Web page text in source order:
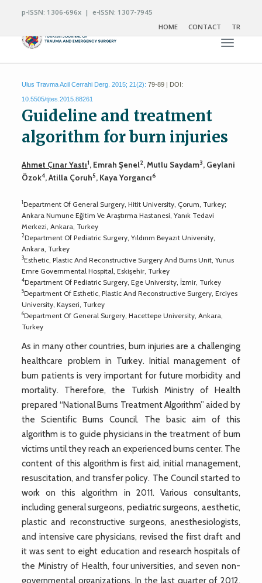
p-ISSN: 1306-696x | e-ISSN: 1307-7945
HOME
CONTACT TR
Toggle
Ulus Travma Acil Cerrahi Derg. 2015; 21(2): 79-89 | DOI:
10.5505/tjtes.2015.88261
Guideline and treatment
algorithm for burn injuries
Ahmet Çınar Yastı1, Emrah Şenel2, Mutlu Saydam3, Geylani
Özok4, Atilla Çoruh5, Kaya Yorgancı6
1Department Of General Surgery, Hitit University, Çorum, Turkey;
Ankara Numune Eğitim Ve Araştırma Hastanesi, Yanık Tedavi
Merkezi, Ankara, Turkey
2Department Of Pediatric Surgery, Yıldırım Beyazıt University,
Ankara, Turkey
3Esthetic, Plastic And Reconstructive Surgery And Burns Unit, Yunus
Emre Governmental Hospital, Eskişehir, Turkey
4Department Of Pediatric Surgery, Ege University, İzmir, Turkey
5Department Of Esthetic, Plastic And Reconstructive Surgery, Erciyes
University, Kayseri, Turkey
6Department Of General Surgery, Hacettepe University, Ankara,
Turkey
As in many other countries, burn injuries are a challenging
healthcare problem in Turkey. Initial management of
burn patients is very important for future morbidity and
mortality. Therefore, the Turkish Ministry of Health
prepared “National Burns Treatment Algorithm” aided by
the Scientific Burns Council. The basic aim of this
algorithm is to guide physicians in the treatment of burn
victims until they reach an experienced burns center. The
content of this algorithm is first aid, initial management,
resuscitation, and transfer policy. The Council started to
work on this algorithm in 2011. Various consultants,
including general surgeons, pediatric surgeons, aesthetic,
plastic and reconstructive surgeons, anesthesiologists,
and intensive care physicians, revised the first draft and
it was sent to eight education and research hospitals of
the Ministry of Health, four universities, and seven non-
governmental organizations. In the last quarter of 2012,